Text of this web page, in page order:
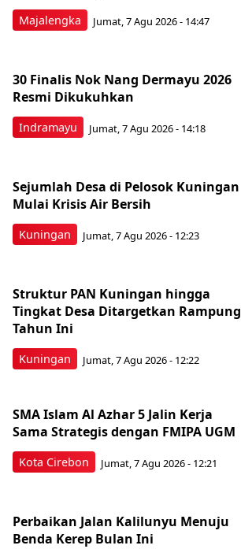
Majalengka Jumat, 7 Agu 2026 - 14:47
Indramayu
30 Finalis Nok Nang Dermayu 2026
Resmi Dikukuhkan
Jumat, 7 Agu 2026 - 14:18
Kuningan
Sejumlah Desa di Pelosok Kuningan
Mulai Krisis Air Bersih
Jumat, 7 Agu 2026 - 12:23
Kuningan
Struktur PAN Kuningan hingga
Tingkat Desa Ditargetkan Rampung
Tahun Ini
Jumat, 7 Agu 2026 - 12:22
Kota Cirebon
SMA Islam Al Azhar 5 Jalin Kerja
Sama Strategis dengan FMIPA UGM
Jumat, 7 Agu 2026 - 12:21
Perbaikan Jalan Kalilunyu Menuju
Benda Kerep Bulan Ini